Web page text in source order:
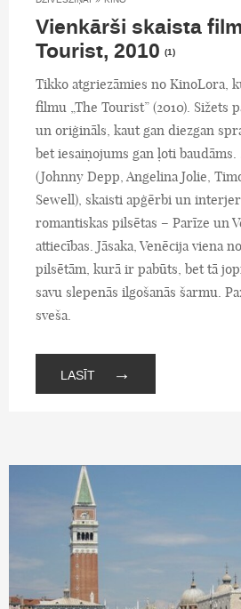
Vienkārši skaista
Tourist, 2010 (1)
Tikko atgriezāmies no KinoLora,
filmu „The Tourist” (2010). Sižets
un oriģināls, kaut gan diezgan
bet iesaiņojums gan ļoti
(Johnny Depp, Angelina Jolie,
Sewell), skaisti apģērbi un
romantiskas pilsētas – Parīze un
attiecības. Jāsaka, Venēcija viena
pilsētām, kurā ir pabūts, bet tā
savu slepenās ilgošanās šarmu.
sveša.
LASĪT →